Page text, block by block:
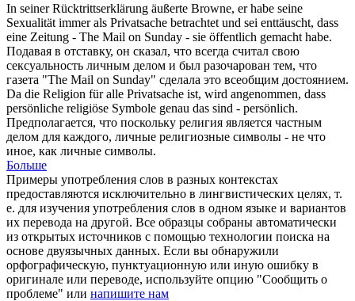
In seiner Rücktrittserklärung äußerte Browne, er habe seine
Sexualität immer als Privatsache betrachtet und sei enttäuscht, dass
eine Zeitung - The Mail on Sunday - sie öffentlich gemacht habe.
Подавая в отставку, он сказал, что всегда считал свою
сексуальность личным делом и был разочарован тем, что
газета "The Mail on Sunday" сделала это всеобщим достоянием.
Da die Religion für alle Privatsache ist, wird angenommen, dass
persönliche religiöse Symbole genau das sind - persönlich.
Предполагается, что поскольку религия является частным
делом для каждого, личные религиозные символы - не что
иное, как личные символы.
Больше
Примеры употребления слов в разных контекстах
предоставляются исключительно в лингвистических целях, т.
е. для изучения употребления слов в одном языке и вариантов
их перевода на другой. Все образцы собраны автоматически
из открытых источников с помощью технологии поиска на
основе двуязычных данных. Если вы обнаружили
орфографическую, пунктуационную или иную ошибку в
оригинале или переводе, используйте опцию "Сообщить о
проблеме" или напишите нам